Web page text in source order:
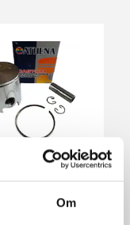
Om
Kolv 45mm/C/70cc (Sachs 504/505) ATHENA